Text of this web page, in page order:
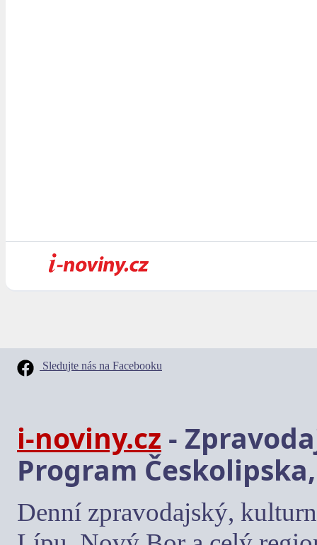
Sledujte nás na Facebooku
i-noviny.cz -
Program
Denní zpravodajský,